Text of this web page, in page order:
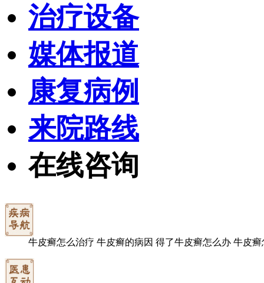
治疗设备
媒体报道
康复病例
来院路线
在线咨询
牛皮癣怎么治疗 牛皮癣的病因 得了牛皮癣怎么办 牛皮癣